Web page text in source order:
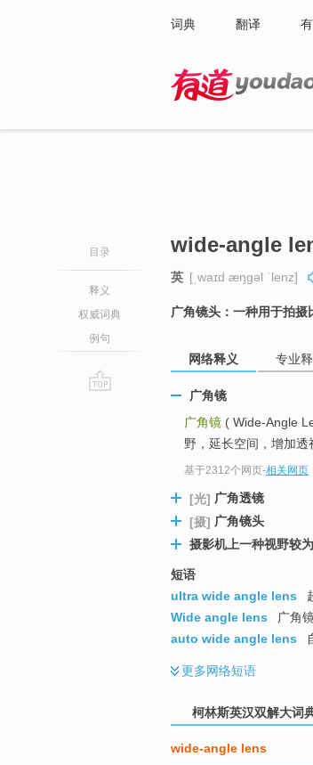
词典 翻译
目录
释义
权威词典
例句
wide-angle
英 [ˌwaɪd æŋɡəl ˈlenz]
广角镜头：一种用于拍摄
网络释义 专业
广角镜
广角镜 ( Wide-Angle
野，延长空间，增加透
基于2312个网页-相关网页
[光] 广角透镜
[摄] 广角镜头
摄影机上一种视野较
短语
ultra wide angle lens
Wide angle lens
广角
auto wide angle lens
更多网络短语
柯林斯英汉双解大词
wide-angle lens